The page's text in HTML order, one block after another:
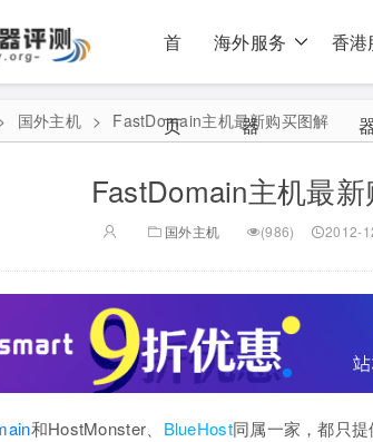
首
页
海外服务
器
香港
国外主机 > FastDomain主机最新购买图解
FastDomain主机最
国外主机 (986) 2012-
和HostMonster、 BlueHost同属一家，都只